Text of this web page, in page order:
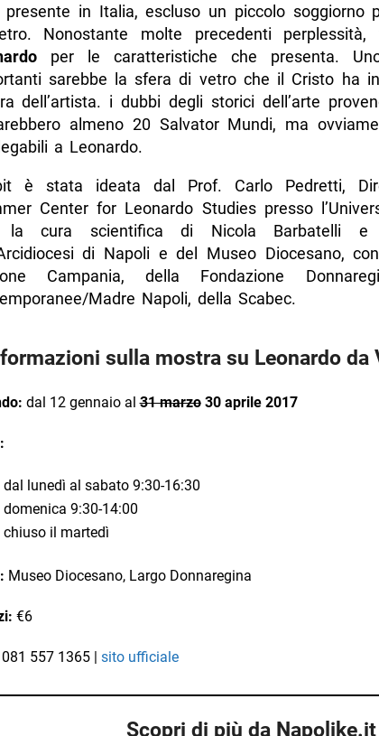
presente in Italia, escluso un piccolo soggiorno
Nonostante molte precedenti perplessità,
per le caratteristiche che presenta.
sarebbe la sfera di vetro che il Cristo ha
dell’artista. i dubbi degli storici dell’arte
almeno 20 Salvator Mundi, ma
a Leonardo.
è stata ideata dal Prof. Carlo Pedretti,
Center for Leonardo Studies presso
la cura scientifica di Nicola Barbatelli e
di Napoli e del Museo Diocesano,
Campania, della Fondazione
Madre Napoli, della Scabec.
sulla mostra su Leonardo da
dal 12 gennaio al31 marzo30 aprile 2017
dal lunedì al sabato 9:30-16:30
domenica 9:30-14:00
chiuso il martedì
Museo Diocesano, Largo Donnaregina
€6
081 557 1365 | sito ufficiale
Scopri di più da Napolike.it